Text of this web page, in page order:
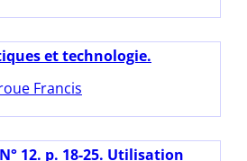
et technologie.
Francis
12. p. 18-25. Utilisation